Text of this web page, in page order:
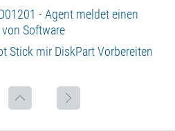
- Agent meldet einen
Software
Stick mir DiskPart Vorbereiten